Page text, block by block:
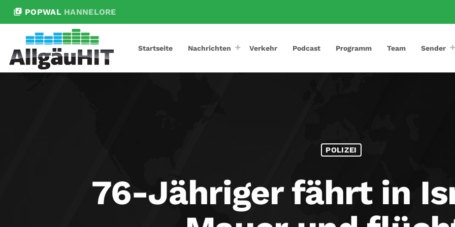
library_music POPWAL HANNELORE
Startseite Nachrichten Verkehr Podcast Programm Team Sender
POLIZEI
76-Jähriger fährt in